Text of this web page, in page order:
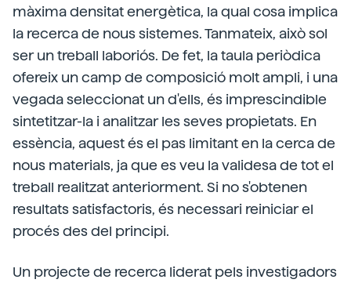
màxima densitat energètica, la qual cosa implica
la recerca de nous sistemes. Tanmateix, això sol
ser un treball laboriós. De fet, la taula periòdica
ofereix un camp de composició molt ampli, i una
vegada seleccionat un d'ells, és imprescindible
sintetitzar-la i analitzar les seves propietats. En
essència, aquest és el pas limitant en la cerca de
nous materials, ja que es veu la validesa de tot el
treball realitzat anteriorment. Si no s'obtenen
resultats satisfactoris, és necessari reiniciar el
procés des del principi.
Un projecte de recerca liderat pels investigadors